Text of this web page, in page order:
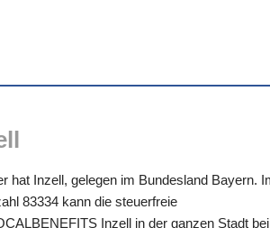
hat Inzell, gelegen im Bundesland Bayern.
83334 kann die steuerfreie
Inzell in der ganzen Stadt bei